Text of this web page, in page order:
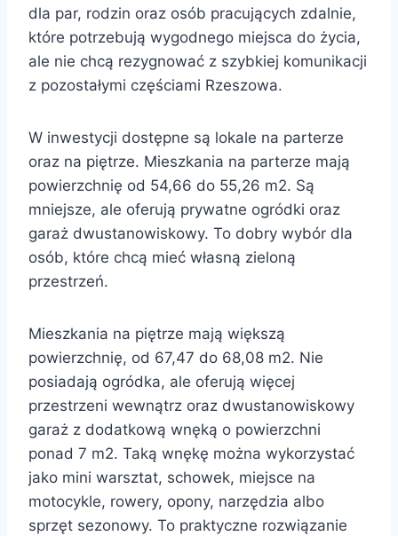
dla par, rodzin oraz osób pracujących zdalnie,
które potrzebują wygodnego miejsca do życia,
ale nie chcą rezygnować z szybkiej komunikacji
z pozostałymi częściami Rzeszowa.
W inwestycji dostępne są lokale na parterze
oraz na piętrze. Mieszkania na parterze mają
powierzchnię od 54,66 do 55,26 m2. Są
mniejsze, ale oferują prywatne ogródki oraz
garaż dwustanowiskowy. To dobry wybór dla
osób, które chcą mieć własną zieloną
przestrzeń.
Mieszkania na piętrze mają większą
powierzchnię, od 67,47 do 68,08 m2. Nie
posiadają ogródka, ale oferują więcej
przestrzeni wewnątrz oraz dwustanowiskowy
garaż z dodatkową wnęką o powierzchni
ponad 7 m2. Taką wnękę można wykorzystać
jako mini warsztat, schowek, miejsce na
motocykle, rowery, opony, narzędzia albo
sprzęt sezonowy. To praktyczne rozwiązanie